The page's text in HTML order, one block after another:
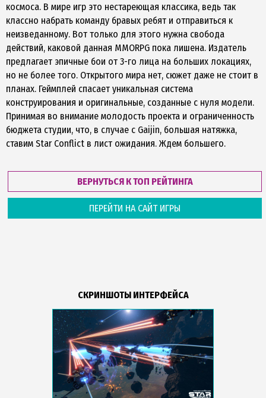
космоса. В мире игр это нестареющая классика, ведь так
классно набрать команду бравых ребят и отправиться к
неизведанному. Вот только для этого нужна свобода
действий, каковой данная MMORPG пока лишена. Издатель
предлагает эпичные бои от 3-го лица на больших локациях,
но не более того. Открытого мира нет, сюжет даже не стоит в
планах. Геймплей спасает уникальная система
конструирования и оригинальные, созданные с нуля модели.
Принимая во внимание молодость проекта и ограниченность
бюджета студии, что, в случае с Gaijin, большая натяжка,
ставим Star Conflict в лист ожидания. Ждем большего.
ВЕРНУТЬСЯ К ТОП РЕЙТИНГА
ПЕРЕЙТИ НА САЙТ ИГРЫ
СКРИНШОТЫ ИНТЕРФЕЙСА